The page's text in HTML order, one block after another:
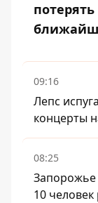
09:16
Лепс
концерты
08:25
10 человек